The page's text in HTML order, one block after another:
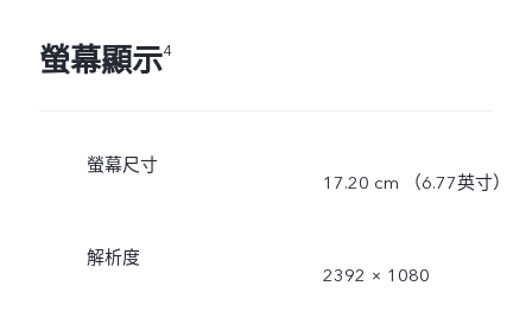
螢幕顯示4
螢幕尺寸
17.20 cm （6.77英寸）
解析度
2392 × 1080